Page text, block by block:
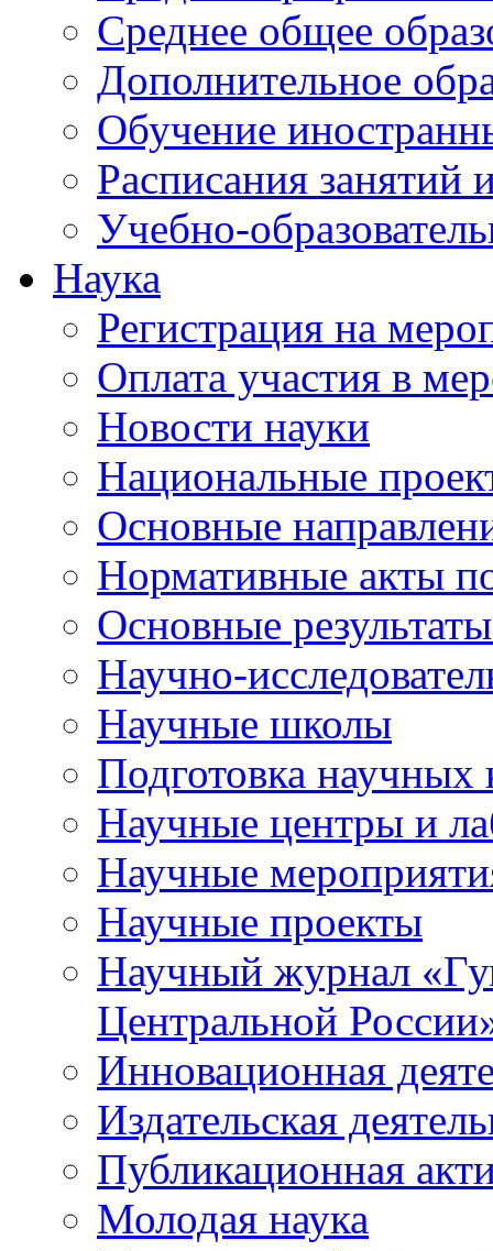
Среднее общее
Дополнительное
Обучение
Расписания занятий
Учебно-
Наука
Регистрация на
Оплата участия в
Новости науки
Национальные
Основные
Нормативные акты
Основные
Научно-
Научные школы
Подготовка научных
Научные центры и
Научные
Научные проекты
Научный журнал «
Центральной
Инновационная
Издательская
Публикационная
Молодая наука